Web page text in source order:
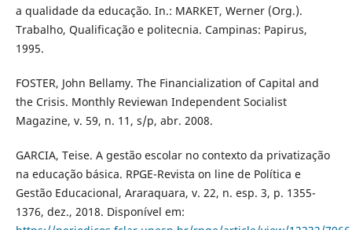
a qualidade da educação. In.: MARKET, Werner (Org.).
Trabalho, Qualificação e politecnia. Campinas: Papirus,
1995.
FOSTER, John Bellamy. The Financialization of Capital and
the Crisis. Monthly Reviewan Independent Socialist
Magazine, v. 59, n. 11, s/p, abr. 2008.
GARCIA, Teise. A gestão escolar no contexto da privatização
na educação básica. RPGE-Revista on line de Política e
Gestão Educacional, Araraquara, v. 22, n. esp. 3, p. 1355-
1376, dez., 2018. Disponível em: